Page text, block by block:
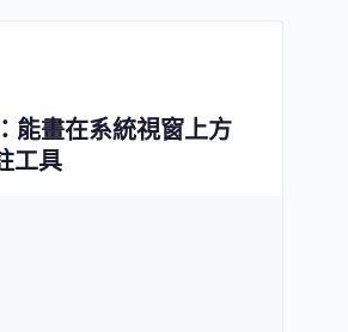
能畫在系統視窗上方
工具